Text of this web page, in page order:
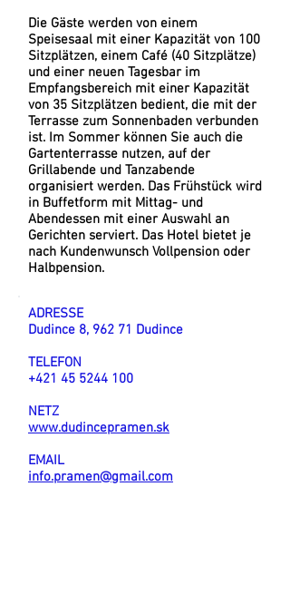
Die Gäste werden von einem
Speisesaal mit einer Kapazität von 100
Sitzplätzen, einem Café (40 Sitzplätze)
und einer neuen Tagesbar im
Empfangsbereich mit einer Kapazität
von 35 Sitzplätzen bedient, die mit der
Terrasse zum Sonnenbaden verbunden
ist. Im Sommer können Sie auch die
Gartenterrasse nutzen, auf der
Grillabende und Tanzabende
organisiert werden. Das Frühstück wird
in Buffetform mit Mittag- und
Abendessen mit einer Auswahl an
Gerichten serviert. Das Hotel bietet je
nach Kundenwunsch Vollpension oder
Halbpension.
ADRESSE
Dudince 8, 962 71 Dudince
TELEFON
+421 45 5244 100
NETZ
www.dudincepramen.sk
EMAIL
info.pramen@gmail.com